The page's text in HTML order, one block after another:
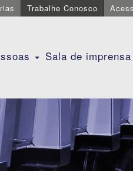
Trabalhe Conosco
Sala de imprensa